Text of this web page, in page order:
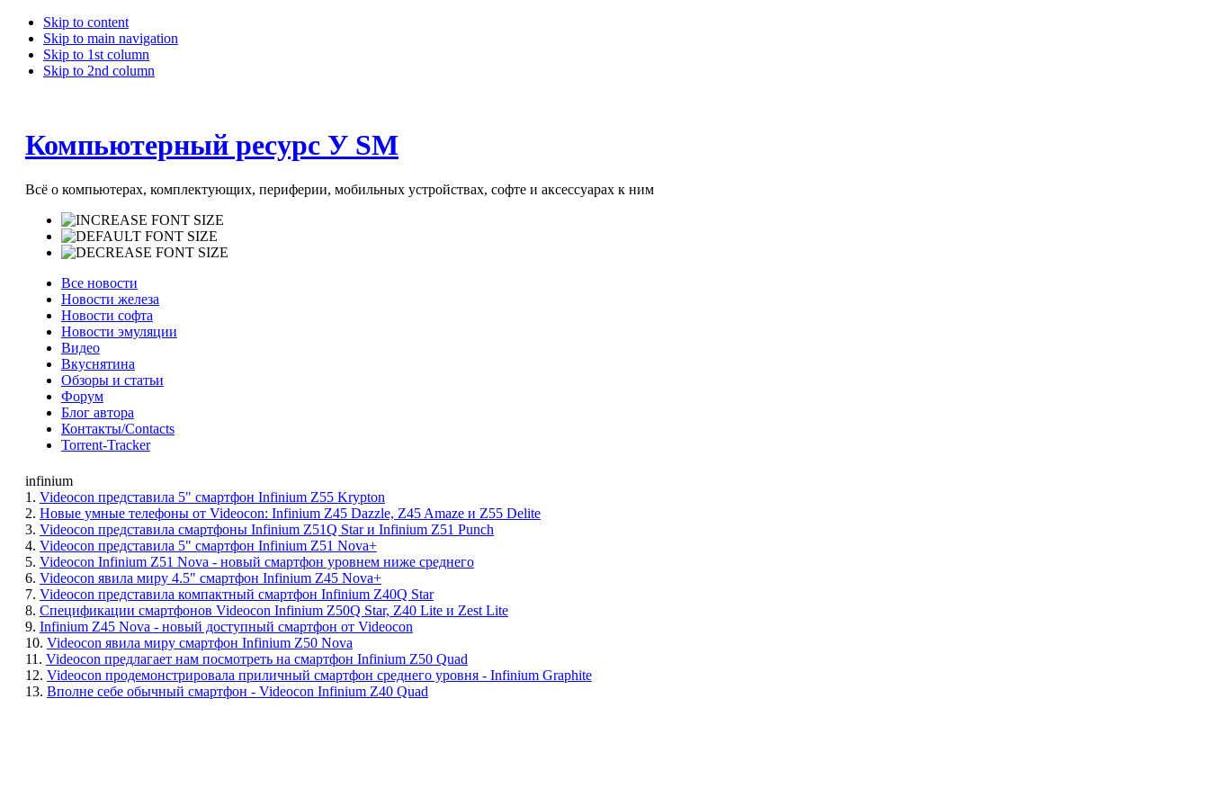
Skip to content
Skip to main navigation
Skip to 1st column
Skip to 2nd column
Компьютерный ресурс У SM
Всё о компьютерах, комплектующих, периферии, мобильных устройствах, софте и аксессуарах к ним
Все новости
Новости железа
Новости софта
Новости эмуляции
Видео
Вкуснятина
Обзоры и статьи
Форум
Блог автора
Контакты/Contacts
Torrent-Tracker
infinium
1. Videocon представила 5" смартфон Infinium Z55 Krypton
2. Новые умные телефоны от Videocon: Infinium Z45 Dazzle, Z45 Amaze и Z55 Delite
3. Videocon представила смартфоны Infinium Z51Q Star и Infinium Z51 Punch
4. Videocon представила 5" смартфон Infinium Z51 Nova+
5. Videocon Infinium Z51 Nova - новый смартфон уровнем ниже среднего
6. Videocon явила миру 4.5" смартфон Infinium Z45 Nova+
7. Videocon представила компактный смартфон Infinium Z40Q Star
8. Спецификации смартфонов Videocon Infinium Z50Q Star, Z40 Lite и Zest Lite
9. Infinium Z45 Nova - новый доступный смартфон от Videocon
10. Videocon явила миру смартфон Infinium Z50 Nova
11. Videocon предлагает нам посмотреть на смартфон Infinium Z50 Quad
12. Videocon продемонстрировала приличный смартфон среднего уровня - Infinium Graphite
13. Вполне себе обычный смартфон - Videocon Infinium Z40 Quad